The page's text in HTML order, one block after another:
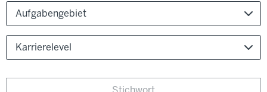
Aufgabengebiet
Karrierelevel